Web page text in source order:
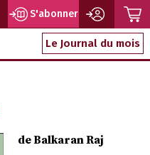
S'abonner
Le Journal du mois
de Balkaran Raj